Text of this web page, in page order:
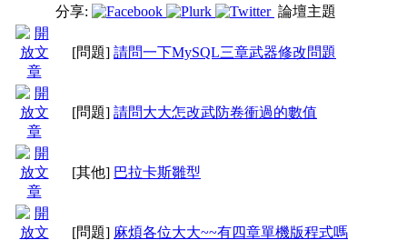
1. 有發廣告、木馬文都
2. IP位置大部份都是大陸
3. 主題都是很奇怪的 如:
{爆強]
可以參考 即時通木馬資
分享: 論壇主題
[問題] 請問一下MySQL三章武器修改問題
[問題] 請問大大怎改武防卷衝過的數值
[其他] 巴拉卡斯雛型
[問題] 麻煩各位大大~~有四章單機版程式嗎